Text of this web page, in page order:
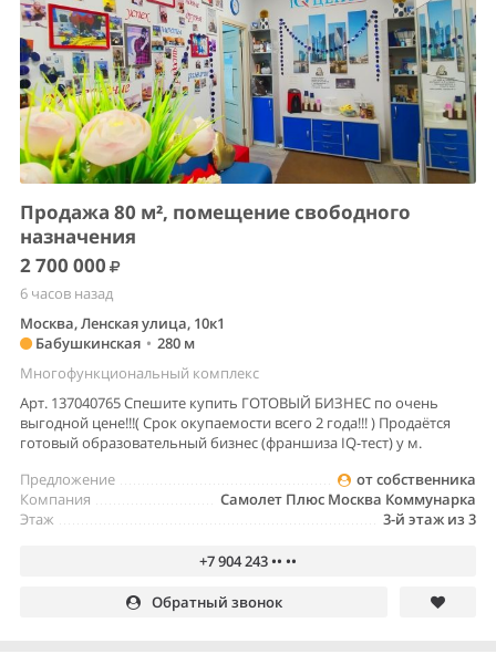
Продажа 80 м², помещение свободного
назначения
2 700 000
6 часов назад
Москва, Ленская улица, 10к1
Бабушкинская • 280 м
Многофункциональный комплекс
Арт. 137040765 Спешите купить ГОТОВЫЙ БИЗНЕС по очень
выгодной цене!!!( Срок окупаемости всего 2 года!!! ) Продаётся
готовый образовательный бизнес (франшиза IQ-тест) у м.
от собственника
Предложение
Самолет Плюс Москва Коммунарка
Компания
3-й этаж из 3
Этаж
+7 904 243 •• ••
Обратный звонок